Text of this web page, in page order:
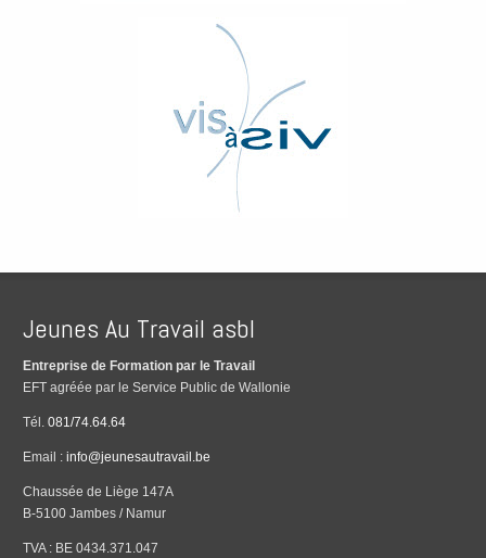
Jeunes Au Travail asbl
Entreprise de Formation par le Travail
EFT agréée par le Service Public de Wallonie
Tél.081/74.64.64
Email :info@jeunesautravail.be
Chaussée de Liège 147A
B-5100 Jambes / Namur
TVA : BE 0434.371.047